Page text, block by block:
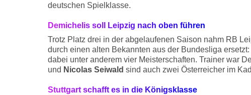
deutschen Spielklasse.
Demichelis soll Leipzig nach oben führen
Trotz Platz drei in der abgelaufenen Saison nahm RB
durch einen alten Bekannten aus der Bundesliga ersetzt:
dabei unter anderem vier Meisterschaften. Trainer war
und Nicolas Seiwald sind auch zwei Österreicher im
Stuttgart schafft es in die Königsklasse